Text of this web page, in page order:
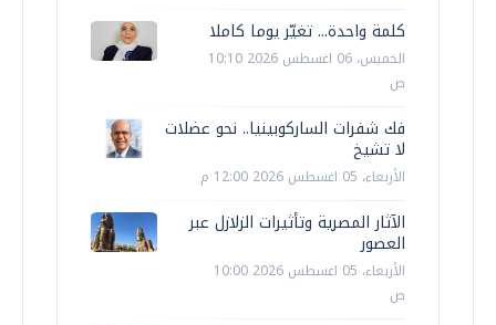
كلمة واحدة... تغيّر يوما كاملا
الخميس، 06 اغسطس 2026 10:10
ص
فك شفرات الساركوبينيا.. نحو عضلات
لا تشيخ
الأربعاء، 05 اغسطس 2026 12:00 م
الآثار المصرية وتأثيرات الزلازل عبر
العصور
الأربعاء، 05 اغسطس 2026 10:00
ص